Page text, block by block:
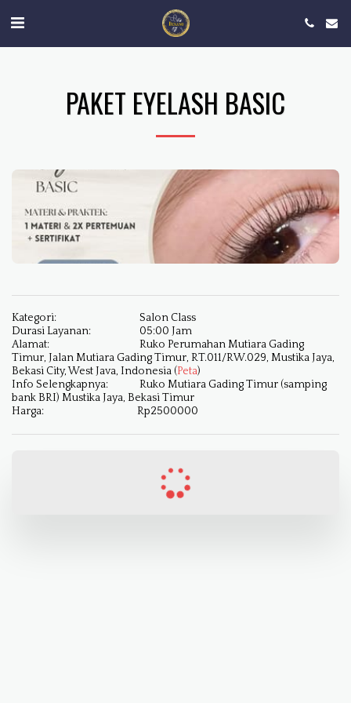
PAKET EYELASH BASIC
Kategori:
Salon Class
Durasi Layanan:
05:00 Jam
Alamat:
Ruko Perumahan Mutiara Gading
Timur, Jalan Mutiara Gading Timur, RT.011/RW.029, Mustika Jaya,
Bekasi City, West Java, Indonesia (Peta)
Info Selengkapnya:
Ruko Mutiara Gading Timur (samping
bank BRI) Mustika Jaya, Bekasi Timur
Harga:
Rp2500000